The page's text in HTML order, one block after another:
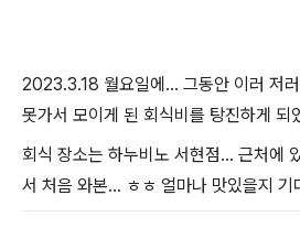
2023.3.18 월요일에... 그동안 이러 저
못가서 모이게 된 회식비를 탕진하게 되
회식 장소는 하누비노 서현점... 근처에
서 처음 와본... ㅎㅎ 얼마나 맛있을지 기